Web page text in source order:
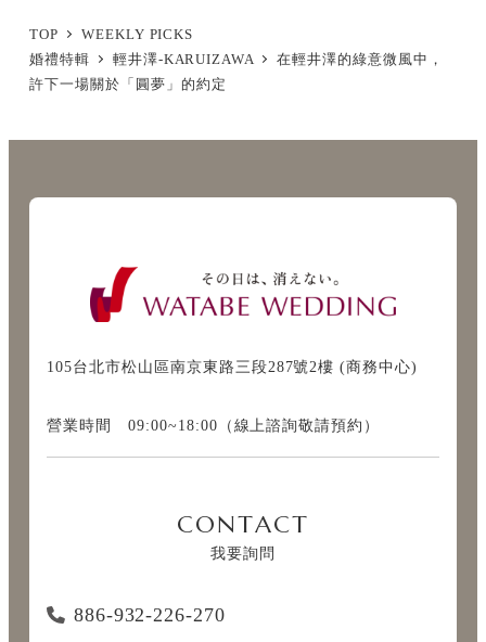
TOP
WEEKLY PICKS
婚禮特輯
輕井澤-KARUIZAWA
在輕井澤的綠意微風中，
許下一場關於「圓夢」的約定
105台北市松山區南京東路三段287號2樓 (商務中心)
營業時間 09:00~18:00（線上諮詢敬請預約）
CONTACT
我要詢問
886-932-226-270